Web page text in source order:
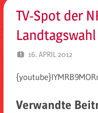
TV-Spot der
Landtagswahl
16. APRIL 2012
Verwandte